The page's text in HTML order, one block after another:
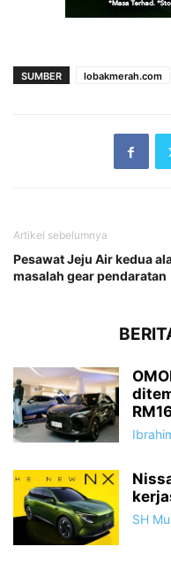
SUMBER lobakmerah.com
Artikel sebelumnya
Pesawat Jeju Air kedua
masalah gear pendaratan
SH